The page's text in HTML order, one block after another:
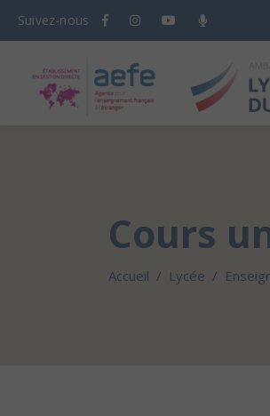
Suivez-nous
Cours
Accueil / Lycée /